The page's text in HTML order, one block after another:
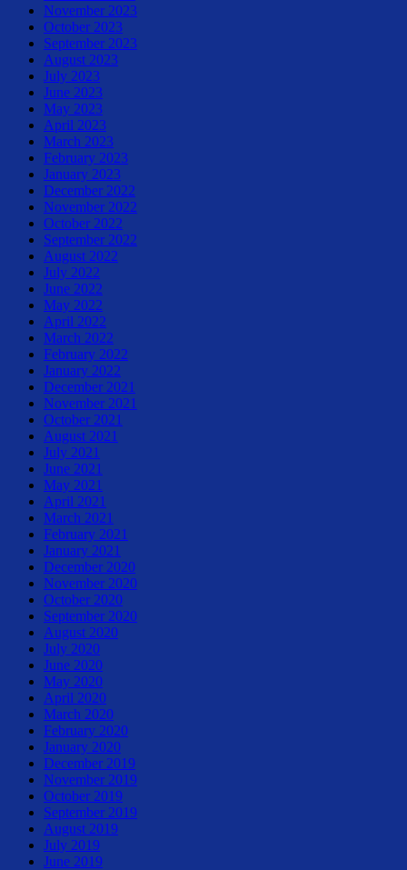
November 2023
October 2023
September 2023
August 2023
July 2023
June 2023
May 2023
April 2023
March 2023
February 2023
January 2023
December 2022
November 2022
October 2022
September 2022
August 2022
July 2022
June 2022
May 2022
April 2022
March 2022
February 2022
January 2022
December 2021
November 2021
October 2021
August 2021
July 2021
June 2021
May 2021
April 2021
March 2021
February 2021
January 2021
December 2020
November 2020
October 2020
September 2020
August 2020
July 2020
June 2020
May 2020
April 2020
March 2020
February 2020
January 2020
December 2019
November 2019
October 2019
September 2019
August 2019
July 2019
June 2019